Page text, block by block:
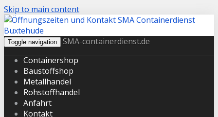
Skip to main content
Toggle navigation
SMA-containerdienst.de
Containershop
Baustoffshop
Metallhandel
Rohstoffhandel
Anfahrt
Kontakt